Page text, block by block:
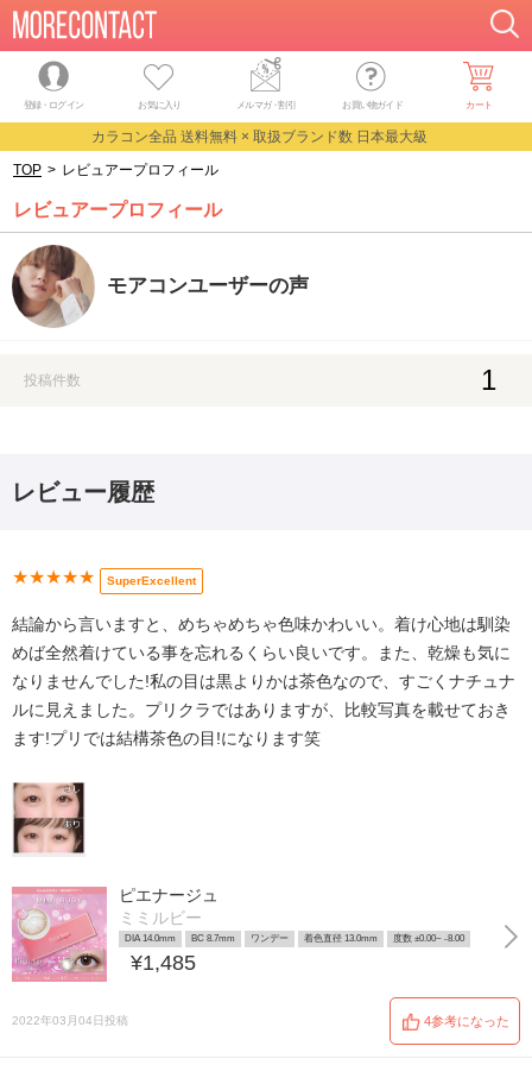
登録・ログイン お気に入り メルマガ・割引 お買い物ガイド カート
カラコン全品 送料無料 × 取扱ブランド数 日本最大級
TOP > レビュアープロフィール
レビュアープロフィール
モアコンユーザーの声
投稿件数 1
レビュー履歴
★★★★★ SuperExcellent
結論から言いますと、めちゃめちゃ色味かわいい。着け心地は馴染
めば全然着けている事を忘れるくらい良いです。また、乾燥も気に
なりませんでした!私の目は黒よりかは茶色なので、すごくナチュナ
ルに見えました。プリクラではありますが、比較写真を載せておき
ます!プリでは結構茶色の目!になります笑
ピエナージュ
ミミルビー
DIA 14.0mm BC 8.7mm ワンデー 着色直径 13.0mm 度数 ±0.00~ -8.00
¥1,485
2022年03月04日投稿 4参考になった